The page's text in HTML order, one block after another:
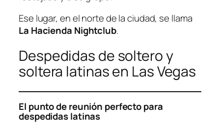
Ese lugar, en el norte de la ciudad, se llama
La Hacienda Nightclub.
Despedidas de soltero y
soltera latinas en Las Vegas
El punto de reunión perfecto para
despedidas latinas